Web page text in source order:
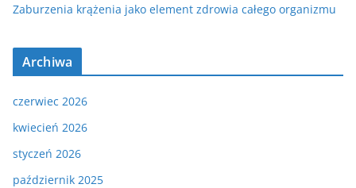
Zaburzenia krążenia jako element zdrowia całego organizmu
Archiwa
czerwiec 2026
kwiecień 2026
styczeń 2026
październik 2025